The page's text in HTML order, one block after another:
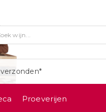
Proeverijen